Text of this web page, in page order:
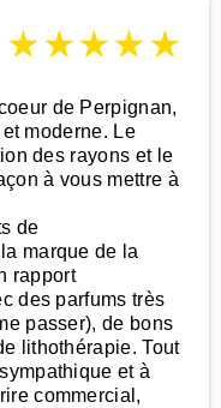
★★★★★
de Perpignan,
moderne. Le
des rayons et le
à vous mettre à
de
marque de la
rapport
des parfums très
passer), de bons
lithothérapie. Tout
et à
commercial,